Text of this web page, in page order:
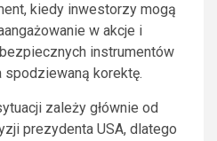
kiedy inwestorzy mogą
w akcje i
instrumentów
spodziewaną korektę.
zależy głównie od
prezydenta USA, dlatego